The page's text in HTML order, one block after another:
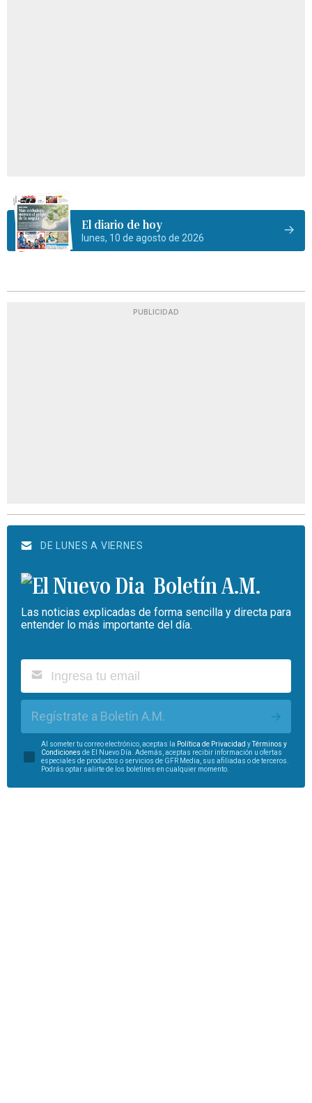
El diario de hoy
lunes, 10 de agosto de 2026
PUBLICIDAD
DE LUNES A VIERNES
Boletín A.M.
Las noticias explicadas de forma sencilla y directa para
entender lo más importante del día.
Regístrate a Boletín A.M.
Al someter tu correo electrónico, aceptas la Política de Privacidad y
Términos y
Condiciones de El Nuevo Día. Además, aceptas recibir información u ofertas
especiales de productos o servicios de GFR Media, sus afiliadas o de terceros.
Podrás optar salirte de los boletines en cualquier momento.